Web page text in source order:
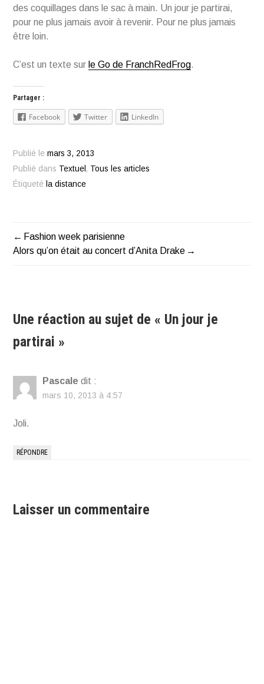
des coquillages dans le sac à main. Un jour je partirai,
pour ne plus jamais avoir à revenir. Pour ne plus jamais
être loin.
C’est un texte sur le Go de FranchRedFrog.
Partager :
Facebook Twitter LinkedIn
Publié lemars 3, 2013
Publié dans Textuel , Tous les articles
Étiqueté la distance
Navigation
Fashion week parisienne
Alors qu’on était au concert d’Anita Drake
Une réaction au sujet de « Un jour je
partirai »
Pascale dit :
mars 10, 2013 à 4:57
Joli.
RÉPONDRE
Laisser un commentaire